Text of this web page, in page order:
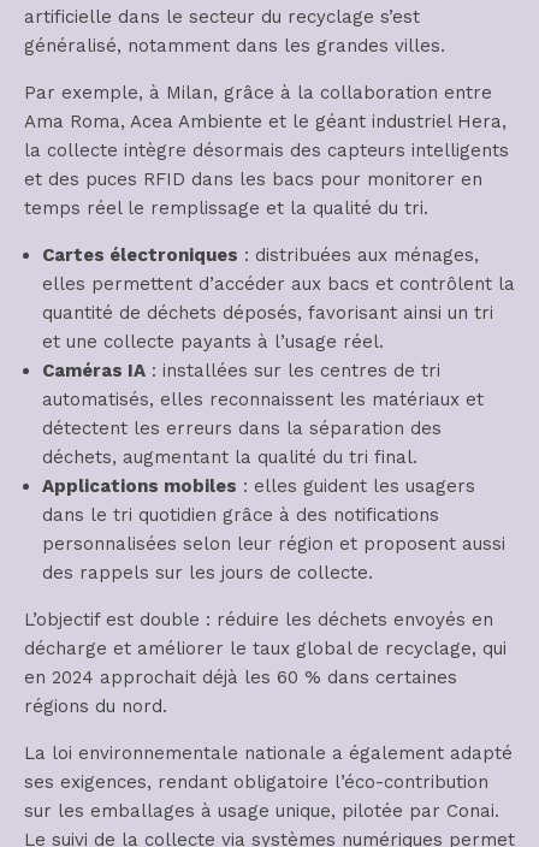
artificielle dans le secteur du recyclage s’est
généralisé, notamment dans les grandes villes.
Par exemple, à Milan, grâce à la collaboration entre
Ama Roma, Acea Ambiente et le géant industriel Hera,
la collecte intègre désormais des capteurs intelligents
et des puces RFID dans les bacs pour monitorer en
temps réel le remplissage et la qualité du tri.
Cartes électroniques : distribuées aux ménages,
elles permettent d’accéder aux bacs et contrôlent la
quantité de déchets déposés, favorisant ainsi un tri
et une collecte payants à l’usage réel.
Caméras IA : installées sur les centres de tri
automatisés, elles reconnaissent les matériaux et
détectent les erreurs dans la séparation des
déchets, augmentant la qualité du tri final.
Applications mobiles : elles guident les usagers
dans le tri quotidien grâce à des notifications
personnalisées selon leur région et proposent aussi
des rappels sur les jours de collecte.
L’objectif est double : réduire les déchets envoyés en
décharge et améliorer le taux global de recyclage, qui
en 2024 approchait déjà les 60 % dans certaines
régions du nord.
La loi environnementale nationale a également adapté
ses exigences, rendant obligatoire l’éco-contribution
sur les emballages à usage unique, pilotée par Conai.
Le suivi de la collecte via systèmes numériques permet